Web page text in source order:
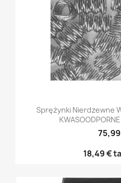
Sprężynki Nierdzewne
18,49 €